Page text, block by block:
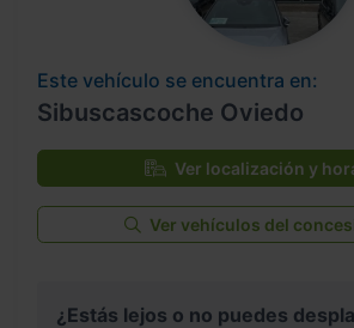
Este vehículo se encuentra en:
Sibuscascoche Oviedo
Ver localización y
Ver vehículos del
¿Estás lejos o no puedes